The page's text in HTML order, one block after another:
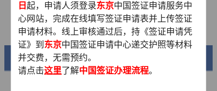
资料下载
常见问题
美丽中国
日起，申请人须登录东京中国签证申请服务中
心网站，完成在线填写签证申请表并上传签证
申请材料。线上审核通过后，持《签证申请凭
证》到 东京中国签证申请中心递交护照等材料
并交费，无需预约。
请点击这里了解中国签证办理流程。